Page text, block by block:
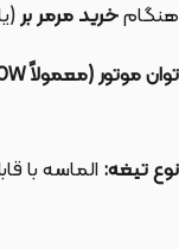
هنگامخرید مرمر بر
توان موتور (معمولاً 1200W به بالا):
نوع تیغه:الماسه با